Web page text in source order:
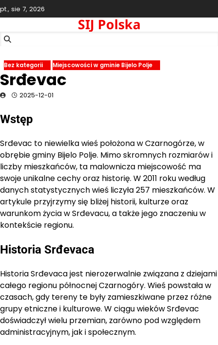
Skip
to
pt., sie 7, 2026
SIJ Polska
Bez kategorii Miejscowości w gminie Bijelo Polje
Srđevac
2025-12-01
Wstęp
Srđevac to niewielka wieś położona w Czarnogórze, w
obrębie gminy Bijelo Polje. Mimo skromnych rozmiarów i
liczby mieszkańców, ta malownicza miejscowość ma
swoje unikalne cechy oraz historię. W 2011 roku według
danych statystycznych wieś liczyła 257 mieszkańców. W
artykule przyjrzymy się bliżej historii, kulturze oraz
warunkom życia w Srđevacu, a także jego znaczeniu w
kontekście regionu.
Historia Srđevaca
Historia Srđevaca jest nierozerwalnie związana z dziejami
całego regionu północnej Czarnogóry. Wieś powstała w
czasach, gdy tereny te były zamieszkiwane przez różne
grupy etniczne i kulturowe. W ciągu wieków Srđevac
doświadczył wielu przemian, zarówno pod względem
administracyjnym, jak i społecznym.